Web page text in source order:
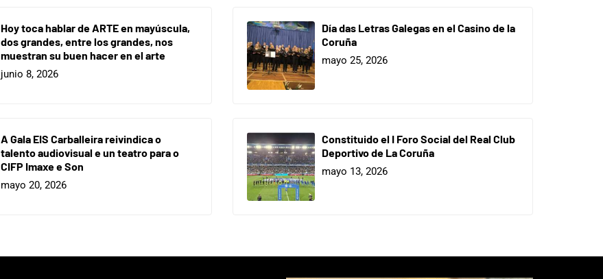
Hoy toca hablar de ARTE en mayúscula,
dos grandes, entre los grandes, nos
muestran su buen hacer en el arte
junio 8, 2026
Día das Letras Galegas en el Casino de la
Coruña
mayo 25, 2026
A Gala EIS Carballeira reivindica o
talento audiovisual e un teatro para o
CIFP Imaxe e Son
mayo 20, 2026
Constituido el I Foro Social del Real Club
Deportivo de La Coruña
mayo 13, 2026